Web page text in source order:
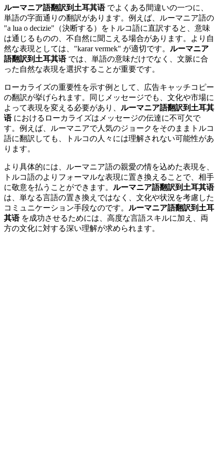
ルーマニア語翻訳到土耳其语でよくある間違いの一つに、
単語の字面通りの翻訳があります。例えば、ルーマニア語の
"a lua o decizie"（決断する）をトルコ語に直訳すると、意味
は通じるものの、不自然に聞こえる場合があります。より自
然な表現としては、"karar vermek" が適切です。 ルーマニア
語翻訳到土耳其语では、単語の意味だけでなく、文脈に合
った自然な表現を選択することが重要です。
ローカライズの重要性を示す例として、広告キャッチコピー
の翻訳が挙げられます。同じメッセージでも、文化や市場に
よって表現を変える必要があり、 ルーマニア語翻訳到土耳其
语におけるローカライズはメッセージの伝達に不可欠で
す。例えば、ルーマニアで人気のジョークをそのままトルコ
語に翻訳しても、トルコの人々には理解されない可能性があ
ります。
より具体的には、ルーマニア語の親愛の情を込めた表現を、
トルコ語のよりフォーマルな表現に置き換えることで、相手
に敬意を払うことができます。 ルーマニア語翻訳到土耳其语
は、単なる言語の置き換えではなく、文化や状況を考慮した
コミュニケーション手段なのです。 ルーマニア語翻訳到土耳
其语を成功させるためには、高度な言語スキルに加え、両
方の文化に対する深い理解が求められます。